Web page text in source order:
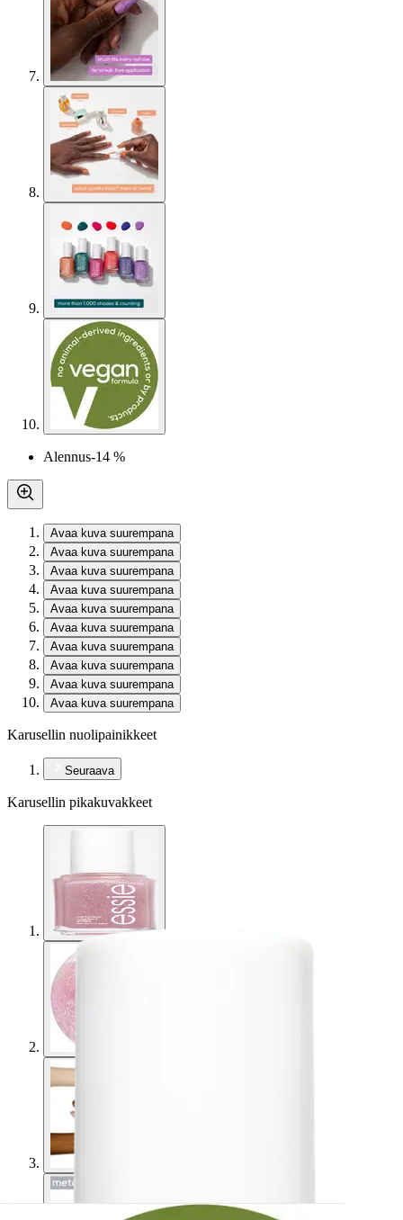
Alennus-14 %
Avaa kuva suurempana
Avaa kuva suurempana
Avaa kuva suurempana
Avaa kuva suurempana
Avaa kuva suurempana
Avaa kuva suurempana
Avaa kuva suurempana
Avaa kuva suurempana
Avaa kuva suurempana
Avaa kuva suurempana
Karusellin nuolipainikkeet
Seuraava
Karusellin pikakuvakkeet